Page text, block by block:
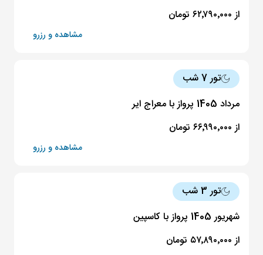
از ۶۲٬۷۹۰٬۰۰۰ تومان
مشاهده و رزرو
تور 7 شب
مرداد 1405 پرواز با معراج ایر
از ۶۶٬۹۹۰٬۰۰۰ تومان
مشاهده و رزرو
تور 3 شب
شهریور 1405 پرواز با کاسپین
از ۵۷٬۸۹۰٬۰۰۰ تومان